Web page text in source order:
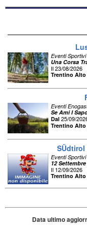
Eventi Sportivi
Una Corsa
Il 23/08/2026
Trentino
Eventi
Se Ami I
Dal 25/09/
Trentino
SÜdtirol
Eventi Sportivi
12
Il 12/09/2026
Trentino
Data ultimo